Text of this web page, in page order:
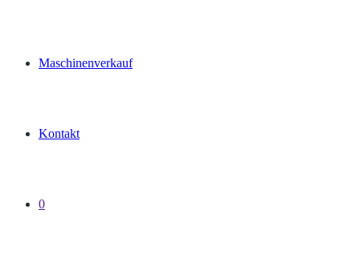
Maschinenverkauf
Kontakt
0